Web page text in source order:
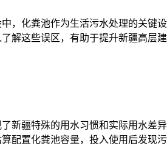
，化粪池作为生活污水处理的关键
解这些误区，有助于提升新疆高层
新疆特殊的用水习惯和实际用水差
置化粪池容量，投入使用后发现